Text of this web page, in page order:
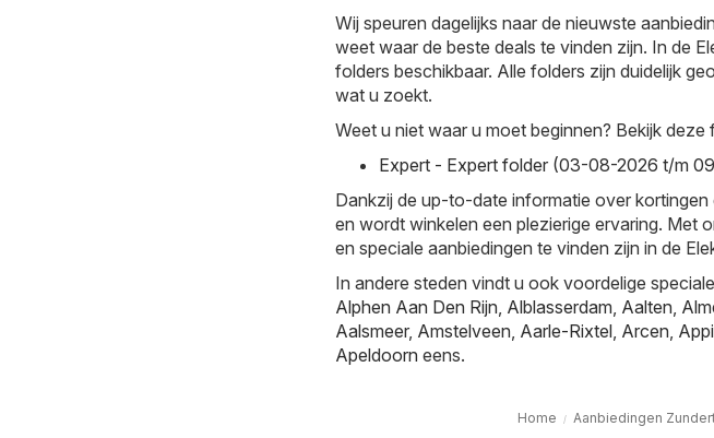
Wij speuren dagelijks naar de nieuwste
weet waar de beste deals te vinden zijn. In de
folders beschikbaar. Alle folders zijn duidelijk
wat u zoekt.
Weet u niet waar u moet beginnen? Bekijk deze
Expert - Expert folder (03-08-2026 t/m
Dankzij de up-to-date informatie over
en wordt winkelen een plezierige ervaring. Met
en speciale aanbiedingen te vinden zijn in de
In andere steden vindt u ook voordelige
Alphen Aan Den Rijn Alblasserdam Aalten
Aalsmeer, Amstelveen Aarle-Rixtel Arcen
Apeldoorn eens.
Home Aanbiedingen